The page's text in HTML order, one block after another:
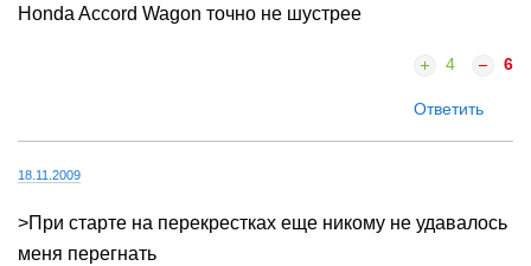
Honda Accord Wagon точно не шустрее
4 6
Ответить
18.11.2009
>При старте на перекрестках еще никому не удавалось
меня перегнать